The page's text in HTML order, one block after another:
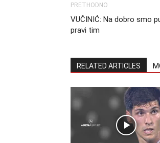
PRETHODNO
VUČINIĆ: Na dobro smo
pravi tim
RELATED ARTICLES